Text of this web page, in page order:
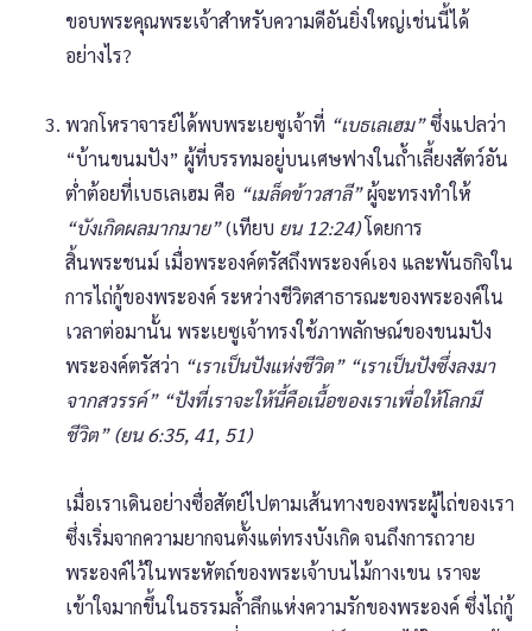
ขอบพระคุณพระเจ้าสำหรับความดีอันยิ่งใหญ่เช่นนี้ได้
อย่างไร?
พวกโหราจารย์ได้พบพระเยซูเจ้าที่ “เบธเลเฮม”ซึ่งแปลว่า
“บ้านขนมปัง” ผู้ที่บรรทมอยู่บนเศษฟางในถ้ำเลี้ยงสัตว์อัน
ต่ำต้อยที่เบธเลเฮม คือ “เมล็ดข้าวสาลี”ผู้จะทรงทำให้
“บังเกิดผลมากมาย”(เทียบ ยน 12:24)โดยการ
สิ้นพระชนม์ เมื่อพระองค์ตรัสถึงพระองค์เอง และพันธกิจใน
การไถ่กู้ของพระองค์ ระหว่างชีวิตสาธารณะของพระองค์ใน
เวลาต่อมานั้น พระเยซูเจ้าทรงใช้ภาพลักษณ์ของขนมปัง
พระองค์ตรัสว่า “เราเป็นปังแห่งชีวิต” “เราเป็นปังซึ่งลงมา
จากสวรรค์” “ปังที่เราจะให้นี้คือเนื้อของเราเพื่อให้โลกมี
ชีวิต” (ยน 6:35, 41, 51)
เมื่อเราเดินอย่างซื่อสัตย์ไปตามเส้นทางของพระผู้ไถ่ของเรา
ซึ่งเริ่มจากความยากจนตั้งแต่ทรงบังเกิด จนถึงการถวาย
พระองค์ไว้ในพระหัตถ์ของพระเจ้าบนไม้กางเขน เราจะ
เข้าใจมากขึ้นในธรรมล้ำลึกแห่งความรักของพระองค์ ซึ่งไถ่กู้